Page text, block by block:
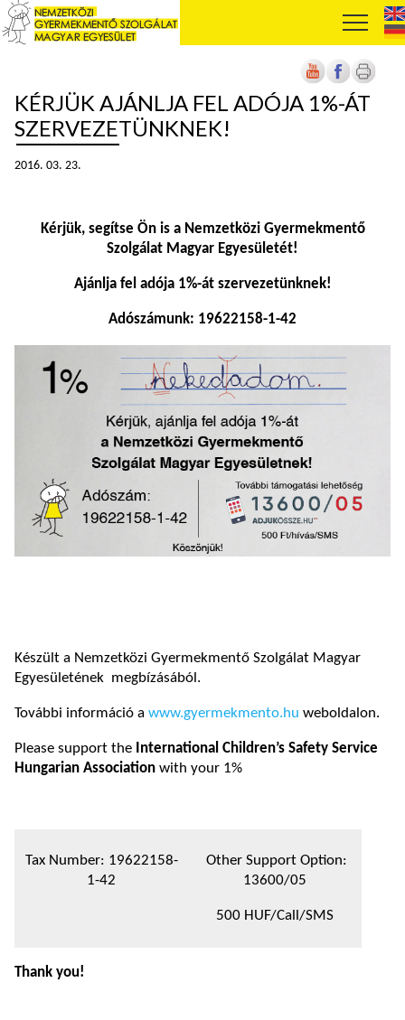
KÉRJÜK AJÁNLJA FEL ADÓJA 1%-ÁT
SZERVEZETÜNKNEK!
2016. 03. 23.
Kérjük, segítse Ön is a Nemzetközi Gyermekmentő
Szolgálat Magyar Egyesületét!
Ajánlja fel adója 1%-át szervezetünknek!
Adószámunk: 19622158-1-42
Készült a Nemzetközi Gyermekmentő Szolgálat Magyar
Egyesületének megbízásából.
További információ a www.gyermekmento.hu weboldalon.
Please support the International Children’s Safety Service
Hungarian Association with your 1%
Tax Number: 19622158-
1-42
Other Support Option:
13600/05
500 HUF/Call/SMS
Thank you!